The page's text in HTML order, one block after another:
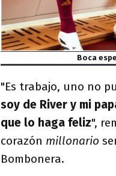
Boca
"Es trabajo, uno no
soy de River y mi
que lo haga feliz",
corazón millonario
Bombonera.